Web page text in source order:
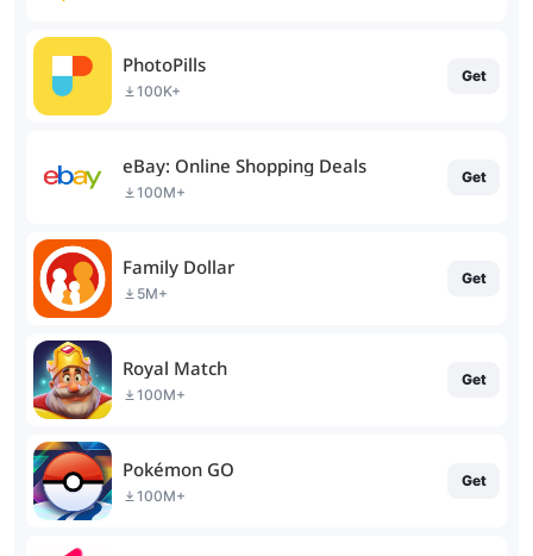
PhotoPills
100K+
Get
eBay: Online Shopping Deals
100M+
Get
Family Dollar
5M+
Get
Royal Match
100M+
Get
Pokémon GO
100M+
Get